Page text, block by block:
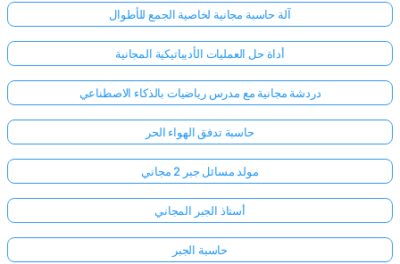
آلة حاسبة مجانية لخاصية الجمع للأطوال
أداة حل العمليات الأديباتيكية المجانية
دردشة مجانية مع مدرس رياضيات بالذكاء الاصطناعي
حاسبة تدفق الهواء الحر
مولد مسائل جبر 2 مجاني
أستاذ الجبر المجاني
حاسبة الجبر